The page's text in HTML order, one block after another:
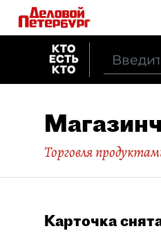
Торговля
Карточка